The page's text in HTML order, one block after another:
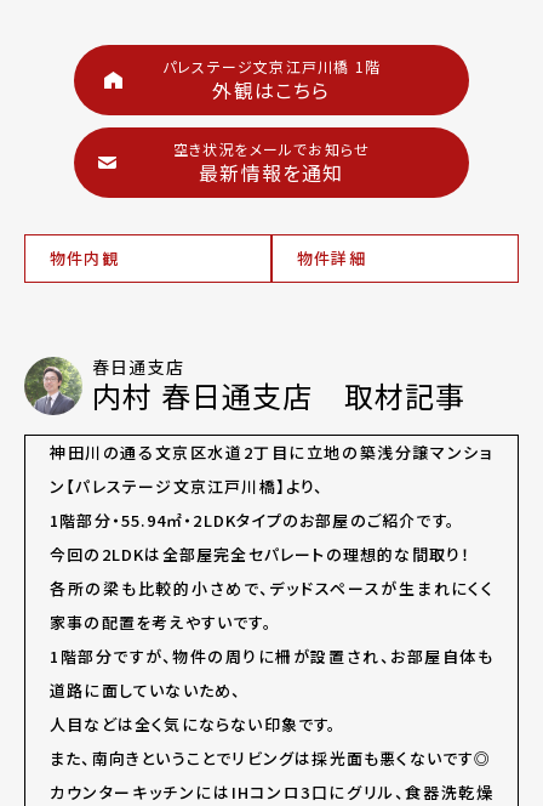
パレステージ文京江戸川橋 1階
外観はこちら
空き状況をメールでお知らせ
最新情報を通知
物件内観 物件詳細
春日通支店
内村 春日通支店 取材記事
神田川の通る文京区水道2丁目に立地の築浅分譲マンショ
ン【パレステージ文京江戸川橋】より、
1階部分・55.94㎡・2LDKタイプのお部屋のご紹介です。
今回の2LDKは全部屋完全セパレートの理想的な間取り！
各所の梁も比較的小さめで、デッドスペースが生まれにくく
家事の配置を考えやすいです。
1階部分ですが、物件の周りに柵が設置され、お部屋自体も
道路に面していないため、
人目などは全く気にならない印象です。
また、南向きということでリビングは採光面も悪くないです◎
カウンターキッチンにはIHコンロ3口にグリル、食器洗乾燥